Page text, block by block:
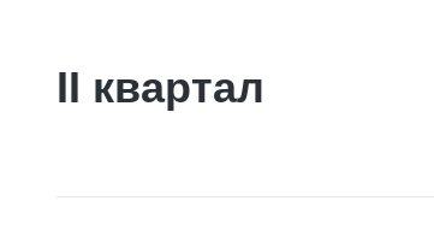
II квартал